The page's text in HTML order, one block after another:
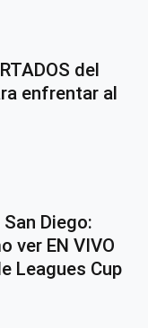
del
enfrentar al
Diego:
ver EN VIVO
Leagues Cup